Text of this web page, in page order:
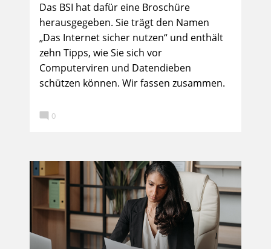
Das BSI hat dafür eine Broschüre
herausgegeben. Sie trägt den Namen
„Das Internet sicher nutzen“ und enthält
zehn Tipps, wie Sie sich vor
Computerviren und Datendieben
schützen können. Wir fassen zusammen.
 0